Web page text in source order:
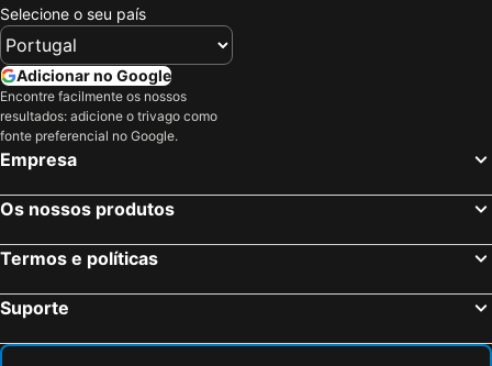
Selecione o seu país
Adicionar no Google
Encontre facilmente os nossos
resultados: adicione o trivago como
fonte preferencial no Google.
Empresa
Os nossos produtos
Termos e políticas
Suporte